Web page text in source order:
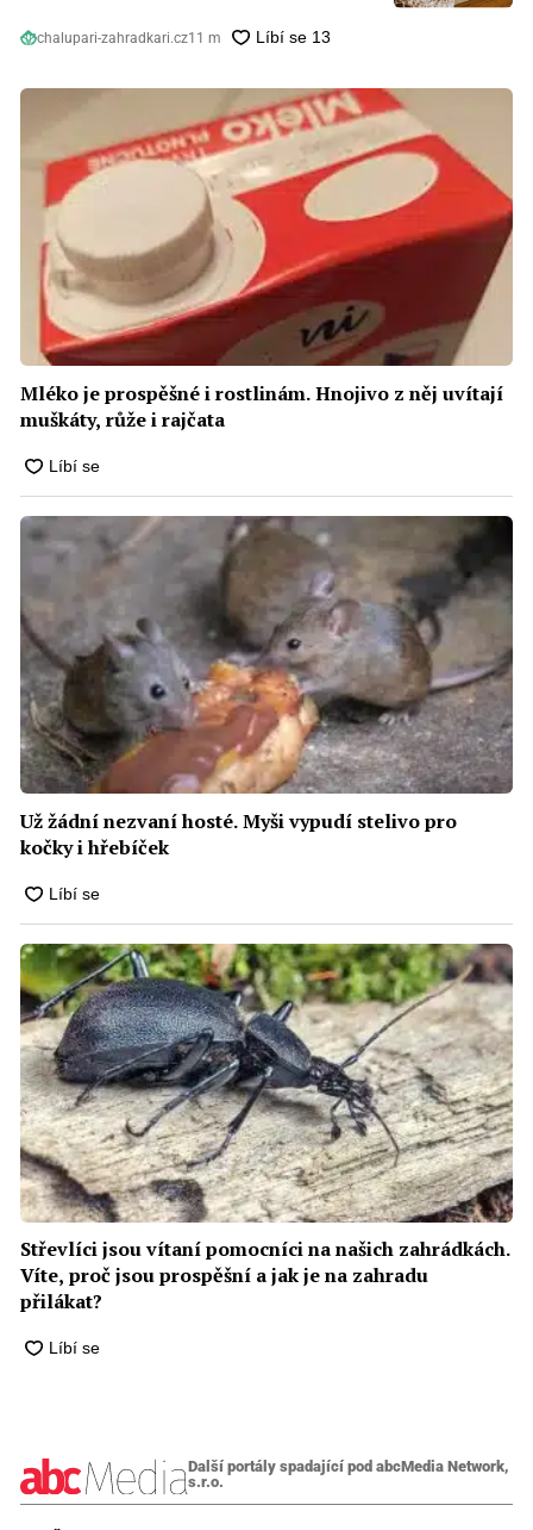
chalupari-zahradkari.cz11 m
Mléko je prospěšné i rostlinám. Hnojivo z něj uvítají
muškáty, růže i rajčata
Už žádní nezvaní hosté. Myši vypudí stelivo pro
kočky i hřebíček
Střevlíci jsou vítaní pomocníci na našich zahrádkách.
Víte, proč jsou prospěšní a jak je na zahradu
přilákat?
Další portály spadající pod abcMedia Network,
s.r.o.